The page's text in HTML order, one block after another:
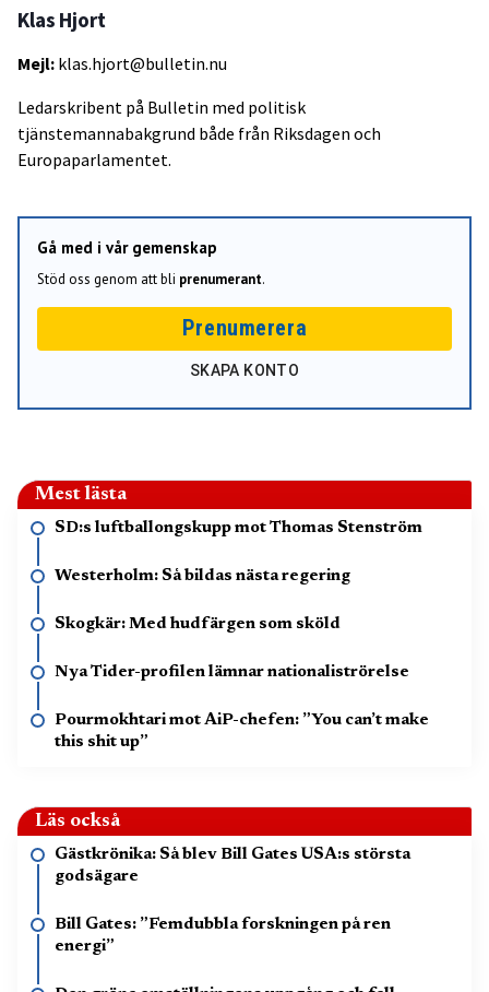
Klas Hjort
Mejl: klas.hjort@bulletin.nu
Ledarskribent på Bulletin med politisk
tjänstemannabakgrund både från Riksdagen och
Europaparlamentet.
Gå med i vår gemenskap
Stöd oss genom att bli prenumerant.
Prenumerera
SKAPA KONTO
Mest lästa
SD:s luftballongskupp mot Thomas Stenström
Westerholm: Så bildas nästa regering
Skogkär: Med hudfärgen som sköld
Nya Tider-profilen lämnar nationaliströrelse
Pourmokhtari mot AiP-chefen: ”You can’t make
this shit up”
Läs också
Gästkrönika: Så blev Bill Gates USA:s största
godsägare
Bill Gates: ”Femdubbla forskningen på ren
energi”